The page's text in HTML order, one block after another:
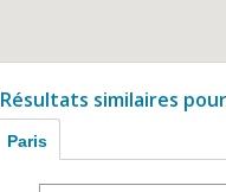
Résultats similaires
Paris